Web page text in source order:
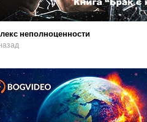
неполноценности